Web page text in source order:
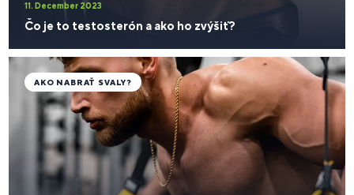
11. December 2023
Čo je to testosterón a ako ho zvýšiť?
AKO NABRAŤ SVALY?